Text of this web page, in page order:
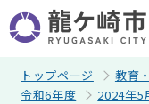
の
ペ
トップページ 教育
令和6年度
2024年5